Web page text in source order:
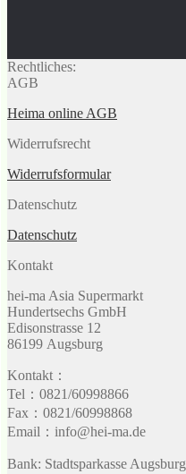
Rechtliches:
AGB
Heima online AGB
Widerrufsrecht
Widerrufsformular
Datenschutz
Datenschutz
Kontakt
hei-ma Asia Supermarkt
Hundertsechs GmbH
Edisonstrasse 12
86199 Augsburg
Kontakt：
Tel：0821/60998866
Fax：0821/60998868
Email：info@hei-ma.de
Bank: Stadtsparkasse Augsburg